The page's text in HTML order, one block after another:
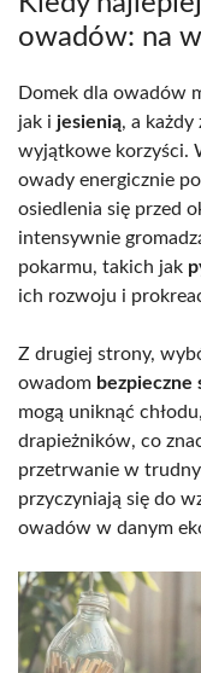
owadów: na
Domek dla owadów
jak i jesienią, a
wyjątkowe korzyści.
owady energicznie
osiedlenia się przed
intensywnie
pokarmu, takich jak
ich rozwoju i
Z drugiej strony,
owadom bezpieczne
mogą uniknąć
drapieżników, co
przetrwanie w
przyczyniają się do
owadów w danym